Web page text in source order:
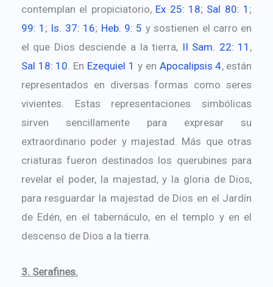
contemplan el propiciatorio, Ex 25: 18; Sal 80: 1 ;
99: 1 ; Is. 37: 16; Heb. 9: 5 y sostienen el carro en
el que Dios desciende a la tierra, II Sam. 22: 11 ,
Sal 18: 10. En Ezequiel 1 y en Apocalipsis 4, están
representados en diversas formas como seres
vivientes. Estas representaciones simbólicas
sirven sencillamente para expresar su
extraordinario poder y majestad. Más que otras
criaturas fueron destinados los querubines para
revelar el poder, la majestad, y la gloria de Dios,
para resguardar la majestad de Dios en el Jardín
de Edén, en el tabernáculo, en el templo y en el
descenso de Dios a la tierra.
3. Serafines.